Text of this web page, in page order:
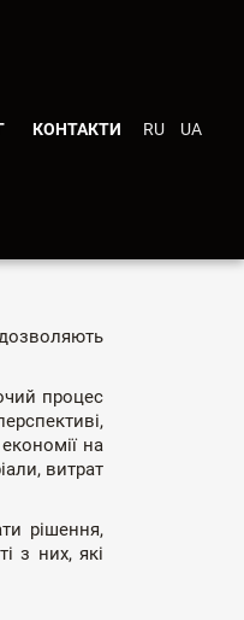
КОНТАКТИ RU UA
процес
на
витрат
рішення,
з них, які